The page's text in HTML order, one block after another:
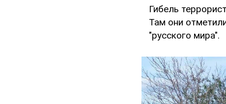
Гибель
Там они
"русского мира".